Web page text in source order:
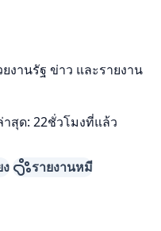
านรัฐ ข่าว และรายงาน
าสุด: 22ชั่วโมงที่แล้ว
รายงานหมี